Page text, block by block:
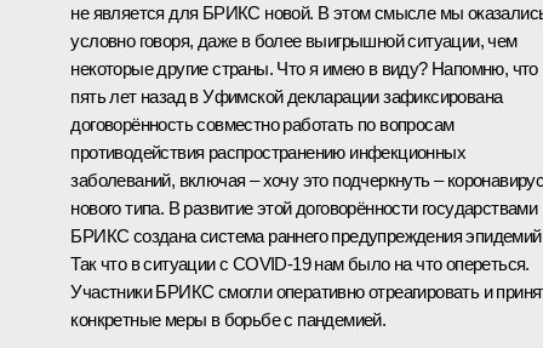
не является для БРИКС новой. В этом смысле мы
условно говоря, даже в более выигрышной ситуации, чем
некоторые другие страны. Что я имею в виду? Напомню, что
пять лет назад в Уфимской декларации зафиксирована
договорённость совместно работать по вопросам
противодействия распространению инфекционных
заболеваний, включая – хочу это подчеркнуть –
нового типа. В развитие этой договорённости государствами
БРИКС создана система раннего предупреждения
Так что в ситуации с COVID-19 нам было на что опереться.
Участники БРИКС смогли оперативно отреагировать и
конкретные меры в борьбе с пандемией.